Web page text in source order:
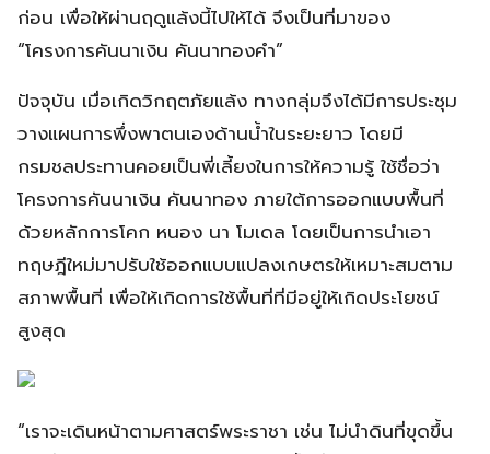
ก่อน เพื่อให้ผ่านฤดูแล้งนี้ไปให้ได้ จึงเป็นที่มาของ
“โครงการคันนาเงิน คันนาทองคำ”
ปัจจุบัน เมื่อเกิดวิกฤตภัยแล้ง ทางกลุ่มจึงได้มีการประชุม
วางแผนการพึ่งพาตนเองด้านน้ำในระยะยาว โดยมี
กรมชลประทานคอยเป็นพี่เลี้ยงในการให้ความรู้ ใช้ชื่อว่า
โครงการคันนาเงิน คันนาทอง ภายใต้การออกแบบพื้นที่
ด้วยหลักการโคก หนอง นา โมเดล โดยเป็นการนำเอา
ทฤษฎีใหม่มาปรับใช้ออกแบบแปลงเกษตรให้เหมาะสมตาม
สภาพพื้นที่ เพื่อให้เกิดการใช้พื้นที่ที่มีอยู่ให้เกิดประโยชน์
สูงสุด
“เราจะเดินหน้าตามศาสตร์พระราชา เช่น ไม่นำดินที่ขุดขึ้น